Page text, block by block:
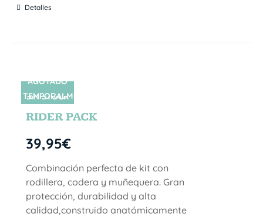
Detalles
SIN STOCK
AGOTADO
TEMPORALM
ENTE
RIDER PACK
39,95€
Combinación perfecta de kit con
rodillera, codera y muñequera. Gran
protección, durabilidad y alta
calidad,construido anatómicamente